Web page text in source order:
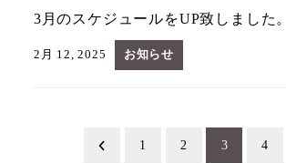
3月のスケジュールをUP致しました。
2月 12, 2025 お知らせ
1 2 3 4